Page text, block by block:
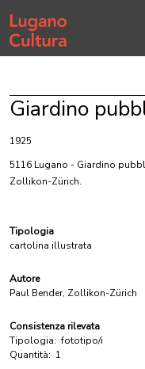
Home page
Giardino
1925
5116 Lugano - Giardino
Zollikon-Zürich.
Tipologia
cartolina illustrata
Autore
Paul Bender, Zollikon-Zürich
Consistenza rilevata
Tipologia: fototipo/i
Quantità: 1